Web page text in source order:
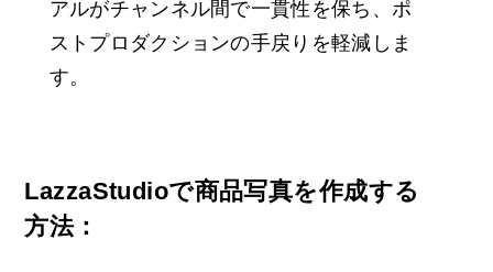
アルがチャンネル間で一貫性を保ち、ポ
ストプロダクションの手戻りを軽減しま
す。
LazzaStudioで商品写真を作成する
方法：